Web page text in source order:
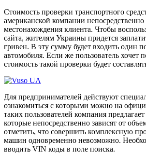
Стоимость проверки транспортного
американской компании непосредственно
местонахождения клиента. Чтобы
сайта, жителям Украины придется
гривен. В эту сумму будет входить один
автомобиля. Если же пользователь хочет
стоимость такой проверки будет
Для предпринимателей действуют
ознакомиться с которыми можно на
таких пользователей компания
которые непосредственно зависят от
отметить, что совершить комплексную
машин одновременно невозможно.
вводить VIN коды в поле поиска.